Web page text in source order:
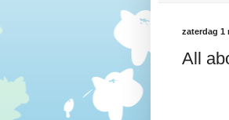
zaterdag 1
All